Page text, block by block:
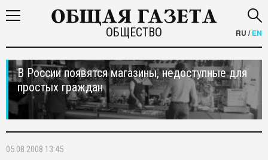
ОБЩЕСТВО RU /EN
В России появятся магазины, недоступные для
простых граждан
05.08.2008 13:45